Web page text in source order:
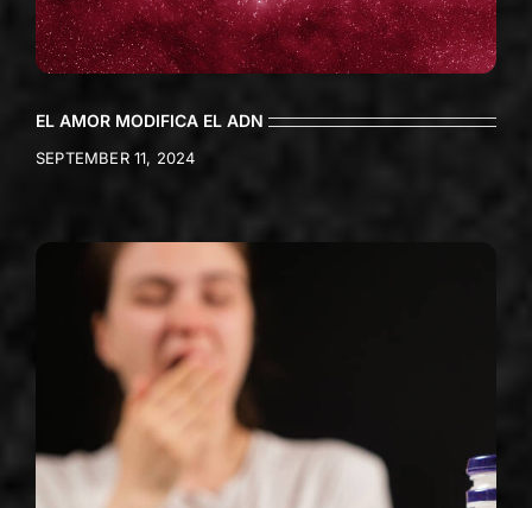
EL AMOR MODIFICA EL ADN
SEPTEMBER 11, 2024